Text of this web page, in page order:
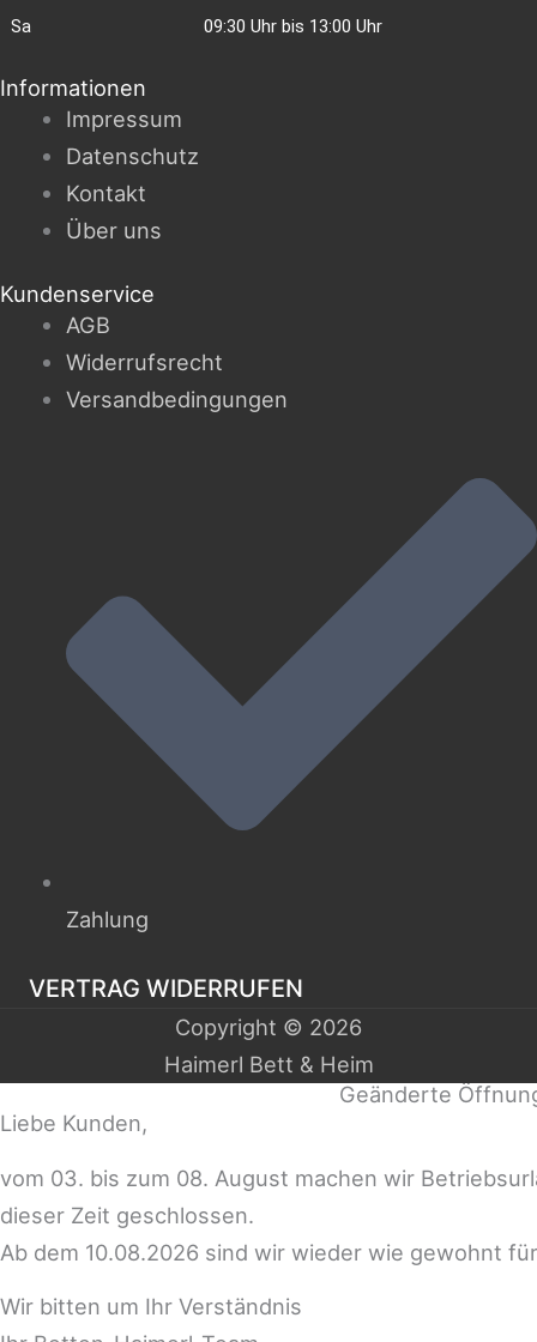
Sa 09:30 Uhr bis 13:00 Uhr
Informationen
Impressum
Datenschutz
Kontakt
Über uns
Kundenservice
AGB
Widerrufsrecht
Versandbedingungen
Zahlung
VERTRAG WIDERRUFEN
Copyright © 2026
Haimerl Bett & Heim
Geänderte
Liebe Kunden,
vom 03. bis zum 08. August machen wir
dieser Zeit geschlossen.
Ab dem 10.08.2026 sind wir wieder wie gewohnt
Wir bitten um Ihr Verständnis